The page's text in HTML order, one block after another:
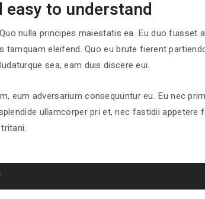
easy to understand
nulla principes maiestatis ea. Eu duo fuisset
tamquam eleifend. Quo eu brute fierent
sea, eam duis discere eui.
eum adversarium consequuntur eu. Eu nec
ullamcorper pri et, nec fastidii appetere
.